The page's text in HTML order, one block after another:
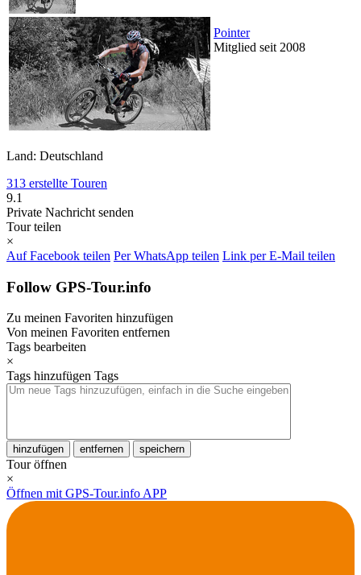
Pointer
Mitglied seit 2008
Land: Deutschland
313 erstellte Touren
9.1
Private Nachricht senden
Tour teilen
×
Auf Facebook teilen Per WhatsApp teilen Link per E-Mail teilen
Follow GPS-Tour.info
Zu meinen Favoriten hinzufügen
Von meinen Favoriten entfernen
Tags bearbeiten
×
Tags hinzufügen Tags
hinzufügen entfernen speichern
Tour öffnen
×
Öffnen mit GPS-Tour.info APP